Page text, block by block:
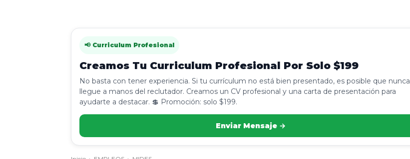
📢 Curriculum Profesional
Creamos Tu Curriculum Profesional Por Solo $199
No basta con tener experiencia. Si tu currículum no está bien presentado, es posible que nunca
llegue a manos del reclutador. Creamos un CV profesional y una carta de presentación para
ayudarte a destacar. 💲 Promoción: solo $199.
Enviar Mensaje →